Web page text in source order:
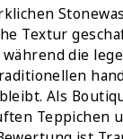
Textur
die
Als
Teppichen